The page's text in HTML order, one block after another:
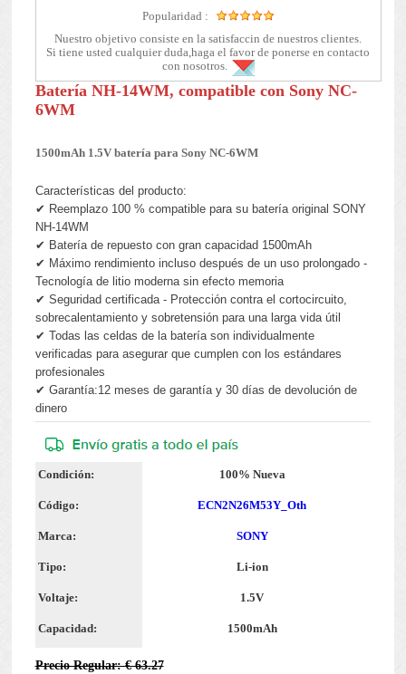
Popularidad :
Nuestro objetivo consiste en la satisfaccin de nuestros clientes.
Si tiene usted cualquier duda,haga el favor de ponerse en contacto
con nosotros.
Batería NH-14WM, compatible con Sony NC-
6WM
1500mAh 1.5V batería para Sony NC-6WM
Características del producto:
✔ Reemplazo 100 % compatible para su batería original SONY
NH-14WM
✔ Batería de repuesto con gran capacidad 1500mAh
✔ Máximo rendimiento incluso después de un uso prolongado -
Tecnología de litio moderna sin efecto memoria
✔ Seguridad certificada - Protección contra el cortocircuito,
sobrecalentamiento y sobretensión para una larga vida útil
✔ Todas las celdas de la batería son individualmente
verificadas para asegurar que cumplen con los estándares
profesionales
✔ Garantía:12 meses de garantía y 30 días de devolución de
dinero
Condición: 100% Nueva
Código: ECN2N26M53Y_Oth
Marca: SONY
Tipo: Li-ion
Voltaje: 1.5V
Capacidad: 1500mAh
Precio Regular: € 63.27